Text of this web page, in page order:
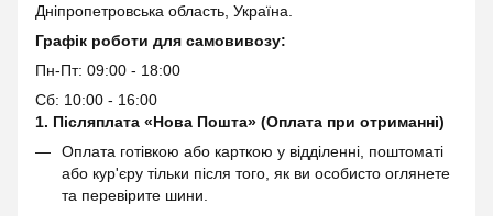
Дніпропетровська область, Україна.
Графік роботи для самовивозу:
Пн-Пт: 09:00 - 18:00
Сб: 10:00 - 16:00
1. Післяплата «Нова Пошта» (Оплата при отриманні)
Оплата готівкою або карткою у відділенні, поштоматі
або кур'єру тільки після того, як ви особисто оглянете
та перевірите шини.